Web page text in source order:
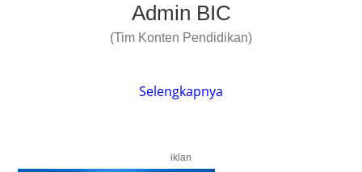
Admin BIC
(Tim Konten Pendidikan)
Selengkapnya
iklan